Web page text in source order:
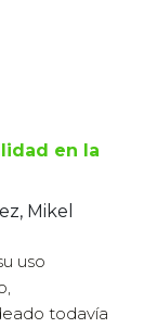
en la
Mikel
uso
todavía